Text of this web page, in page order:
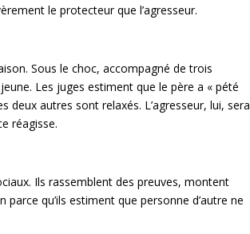
le protecteur que l’agresseur.
Sous le choc, accompagné de trois
Les juges estiment que le père a « pété
autres sont relaxés. L’agresseur, lui, sera
réagisse.
Ils rassemblent des preuves, montent
parce qu’ils estiment que personned’autre ne